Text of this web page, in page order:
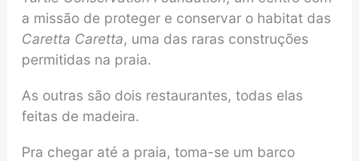
a missão de proteger e conservar o habitat das
Caretta Caretta, uma das raras construções
permitidas na praia.
As outras são dois restaurantes, todas elas
feitas de madeira.
Pra chegar até a praia, toma-se um barco